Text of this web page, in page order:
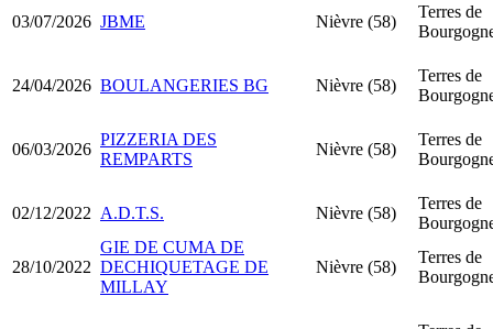
03/07/2026 JBME Nièvre (58)
Terres de
24/04/2026 BOULANGERIES BG Nièvre (58)
Terres de
06/03/2026
PIZZERIA DES
REMPARTS
Nièvre (58)
Terres de
02/12/2022 A.D.T.S. Nièvre (58)
Terres de
28/10/2022
GIE DE CUMA DE
DECHIQUETAGE DE
MILLAY
Nièvre (58)
Terres de